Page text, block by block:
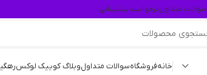
سوالات متداولدرخواست پشتیبانی
خانهفروشگاهسوالات متداولوبلاگ کوییک لوکس